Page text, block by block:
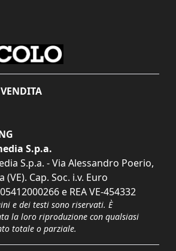
S.p.a.
S.p.a. - Via Alessandro Poerio,
(VE). Cap. Soc. i.v. Euro
e REA VE-454332
e dei testi sono riservati. È
la loro riproduzione con qualsiasi
totale o parziale.